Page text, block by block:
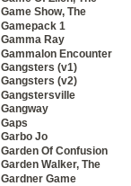
Game Show, The
Gamepack 1
Gamma Ray
Gammalon Encounter
Gangsters (v1)
Gangsters (v2)
Gangstersville
Gangway
Gaps
Garbo Jo
Garden Of Confusion
Garden Walker, The
Gardner Game